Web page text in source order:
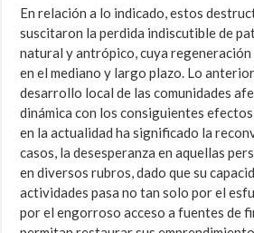
En relación a lo indicado, estos
suscitaron la perdida indiscutible de
natural y antrópico, cuya
en el mediano y largo plazo. Lo
desarrollo local de las comunidades
dinámica con los consiguientes
en la actualidad ha significado la
casos, la desesperanza en aquellas
en diversos rubros, dado que su
actividades pasa no tan solo por el
por el engorroso acceso a fuentes de